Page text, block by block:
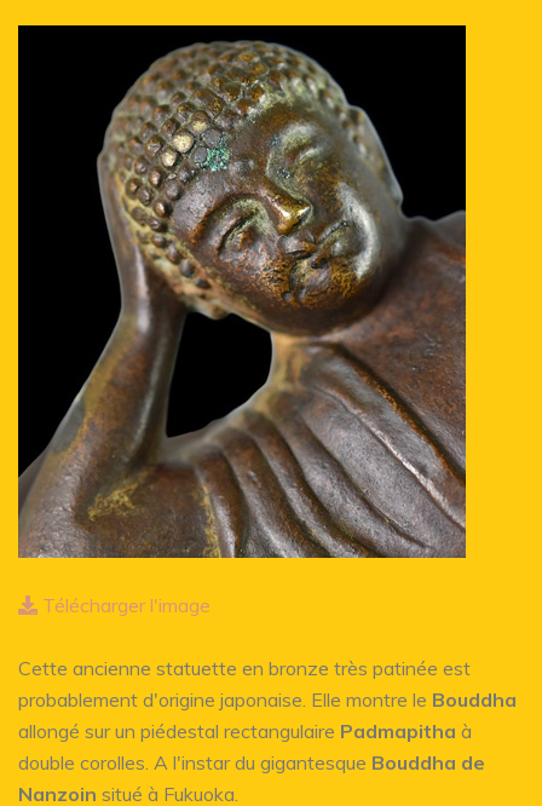
Télécharger l'image
Cette ancienne statuette en bronze très patinée est
probablement d'origine japonaise. Elle montre le Bouddha
allongé sur un piédestal rectangulaire Padmapitha à
double corolles. A l'instar du gigantesque Bouddha de
Nanzoin situé à Fukuoka.